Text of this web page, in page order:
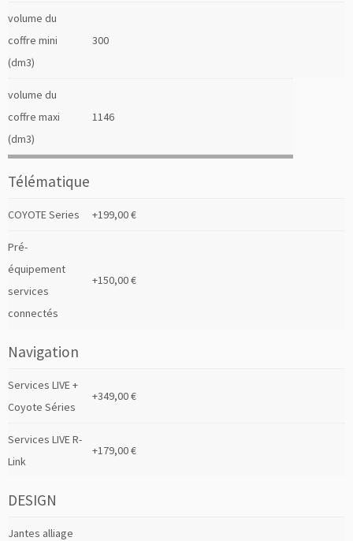
volume du
coffre mini
(dm3)
300
volume du
coffre maxi
(dm3)
1146
Télématique
COYOTE Series +199,00 €
Pré-
équipement
services
connectés
+150,00 €
Navigation
Services LIVE +
Coyote Séries
+349,00 €
Services LIVE R-
Link
+179,00 €
DESIGN
Jantes alliage